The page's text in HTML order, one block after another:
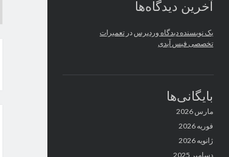
آخرین دیدگاه‌ها
یک نویسنده دیدگاه وردپرس در تعمیرات
تخصصی فیس آیدی
بایگانی‌ها
مارس 2026
فوریه 2026
ژانویه 2026
دسامبر 2025